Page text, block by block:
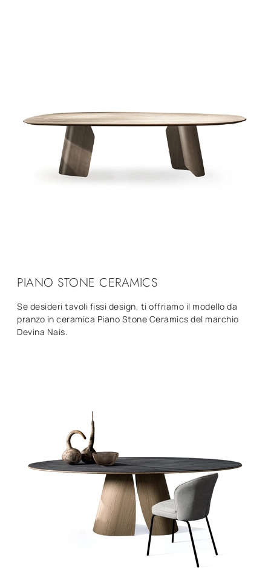
PIANO STONE CERAMICS
Se desideri tavoli fissi design, ti offriamo il modello da
pranzo in ceramica Piano Stone Ceramics del marchio
Devina Nais.